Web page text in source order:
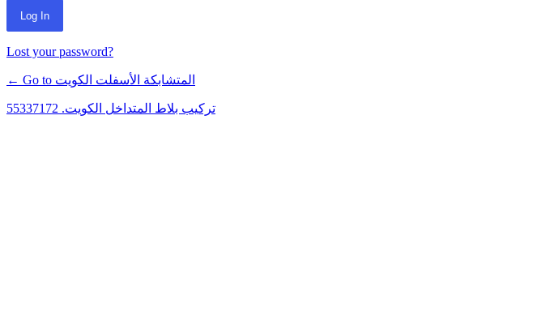
Lost your password?
← Go to المتشابكة الأسفلت الكويت
تركيب بلاط المتداخل الكويت. 55337172